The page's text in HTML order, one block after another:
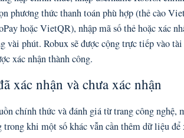
phương thức thanh toán phù hợp (thẻ cào
hoặc VietQR), nhập mã số thẻ hoặc xác
vài phút. Robux sẽ được cộng trực tiếp vào tài
xác nhận thành công.
xác nhận và chưa xác nhận
chính thức và đánh giá từ trang công nghệ,
trong khi một số khác vẫn cần thêm dữ liệu